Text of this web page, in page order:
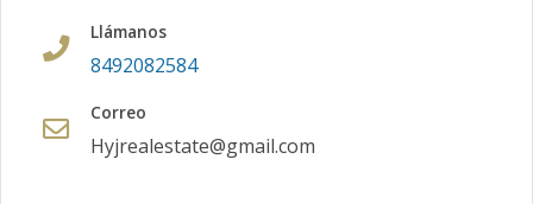
Llámanos
8492082584
Correo
Hyjrealestate@gmail.com